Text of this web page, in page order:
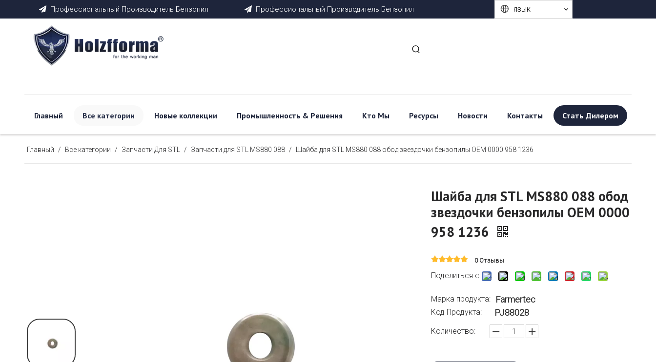
Профессиональный Производитель Бензопил Профессиональный Производитель Бензопил язык
Главный Все категории Новые коллекции Промышленность & Pешения Кто Мы Ресурсы Новости Контакты Стать Дилером
Главный / Все категории / Запчасти Для STL / Запчасти для STL MS880 088 / Шайба для STL MS880 088 обод звездочки бензопилы OEM 0000 958 1236
Шайба для STL MS880 088 обод
звездочки бензопилы OEM 0000
958 1236
0 Отзывы
Поделиться с:
Марка продукта: Farmertec
Код Продукта: PJ88028
Количество: